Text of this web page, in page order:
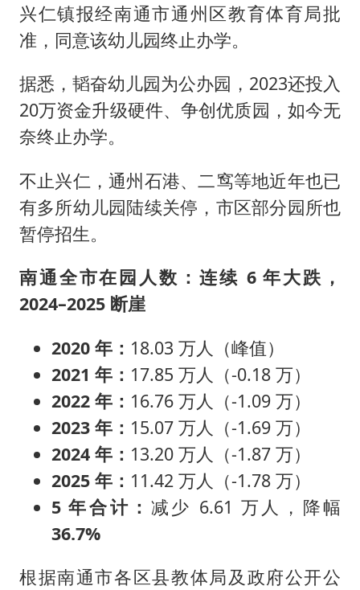
兴仁镇报经南通市通州区教育体育局批
准，同意该幼儿园终止办学。
据悉，韬奋幼儿园为公办园，2023还投入
20万资金升级硬件、争创优质园，如今无
奈终止办学。
不止兴仁，通州石港、二窎等地近年也已
有多所幼儿园陆续关停，市区部分园所也
暂停招生。
南通全市在园人数：连续 6 年大跌，
2024–2025 断崖
2020 年： 18.03 万人（峰值）
2021 年： 17.85 万人（-0.18 万）
2022 年： 16.76 万人（-1.09 万）
2023 年： 15.07 万人（-1.69 万）
2024 年： 13.20 万人（-1.87 万）
2025 年： 11.42 万人（-1.78 万）
5 年合计： 减少 6.61 万人，降幅
36.7%
根据南通市各区县教体局及政府公开公